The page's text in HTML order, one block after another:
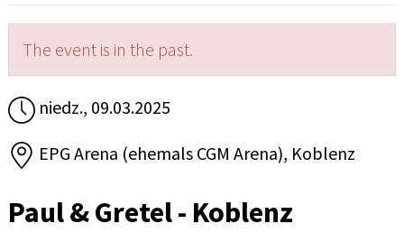
The event is in the past.
niedz., 09.03.2025
EPG Arena (ehemals CGM Arena), Koblenz
Paul & Gretel - Koblenz